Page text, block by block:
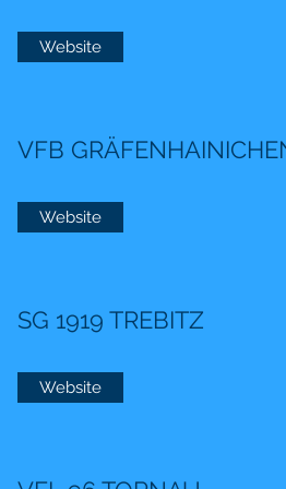
Website
VFB
Website
SG 1919 TREBITZ
Website